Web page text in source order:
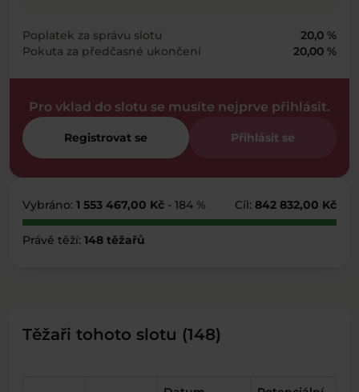
Poplatek za správu slotu
20,0 %
Pokuta za předčasné ukončení
20,00 %
Pro vklad do slotu se musíte nejprve přihlásit.
Registrovat se Přihlásit se
Vybráno: 1 553 467,00 Kč - 184 % Cíl: 842 832,00 Kč
Právě těží: 148 těžařů
Těžaři tohoto slotu (148)